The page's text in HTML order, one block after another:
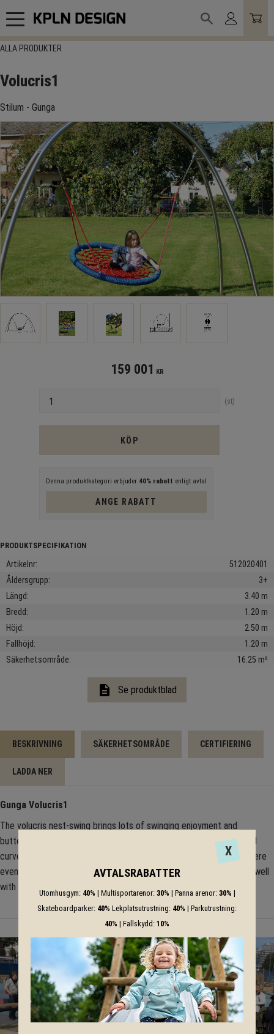
Meny
ALLA PRODUKTER
Volucris1
Stilum - Gunga
159 001 KR
st
KÖP
Denna produktkategori erbjuder 40% rabatt enligt avtal
ANGE RABATT
Artikelnr
512020401
Åldersgrupp
3+
Längd
3.40 m
Bredd
1.20 m
Höjd
2.50 m
Fallhöjd
1.20 m
Säkerhetsområde
16.25 m²
description Se produktblad
BESKRIVNING SÄKERHETSOMRÅDE CERTIFIERING
LADDA NER
Gunga Volucris1
The volucris nest-swing brings lots of swinging enjoyment and
butterflies in the stomach to the playground. Two elegantly arched
curves of stainless steel bear the stable basket made of rope, where
even little birds can experience flight. The design goes extremely well
with the orbis circular swing.
X
AVTALSRABATTER
Utomhusgym: 40% | Multisportarenor: 30% | Panna arenor: 30% |
Skateboardparker: 40% Lekplatsutrustning: 40% | Parkutrustning:
40% | Fallskydd: 10%